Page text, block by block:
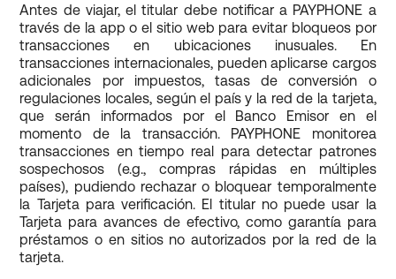
Antes de viajar, el titular debe notificar a PAYPHONE a
través de la app o el sitio web para evitar bloqueos por
transacciones en ubicaciones inusuales. En
transacciones internacionales, pueden aplicarse cargos
adicionales por impuestos, tasas de conversión o
regulaciones locales, según el país y la red de la tarjeta,
que serán informados por el Banco Emisor en el
momento de la transacción. PAYPHONE monitorea
transacciones en tiempo real para detectar patrones
sospechosos (e.g., compras rápidas en múltiples
países), pudiendo rechazar o bloquear temporalmente
la Tarjeta para verificación. El titular no puede usar la
Tarjeta para avances de efectivo, como garantía para
préstamos o en sitios no autorizados por la red de la
tarjeta.